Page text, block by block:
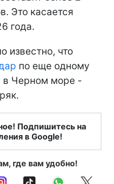
Это касается
года.
известно, что
по еще одному
в Черном море -
Подпишитесь на
в Google!
где вам удобно!